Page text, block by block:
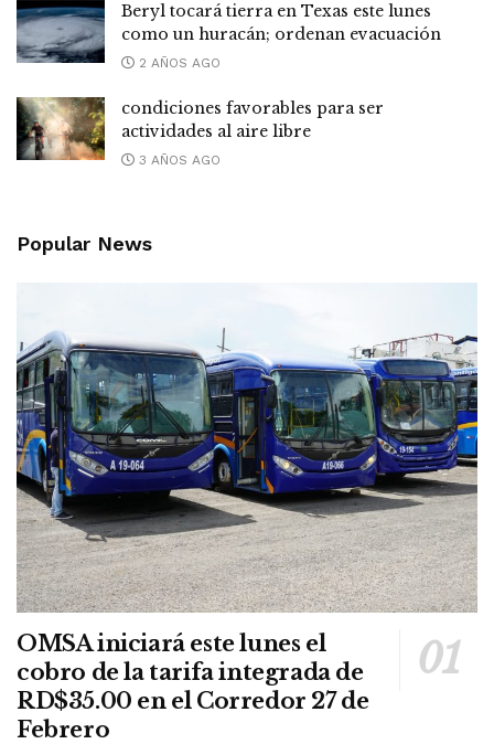
Beryl tocará tierra en Texas este lunes
como un huracán; ordenan evacuación
2 AÑOS AGO
condiciones favorables para ser
actividades al aire libre
3 AÑOS AGO
Popular News
OMSA iniciará este lunes el
cobro de la tarifa integrada de
RD$35.00 en el Corredor 27 de
Febrero